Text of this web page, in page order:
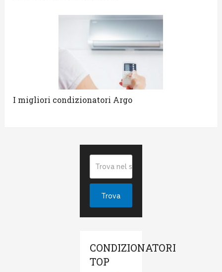
I migliori condizionatori Argo
CONDIZIONATORI
TOP